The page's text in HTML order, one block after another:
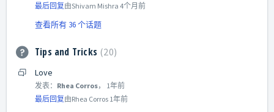
最后回复由Shivam Mishra 4个月前
查看所有 36 个话题
Tips and Tricks 20
Love
发表： Rhea Corros， 1年前
最后回复由Rhea Corros 1年前